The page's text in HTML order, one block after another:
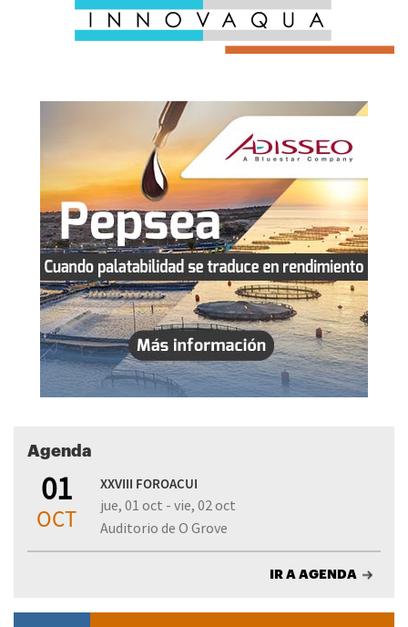
Agenda
01
OCT
XXVIII FOROACUI
jue, 01 oct - vie, 02 oct
Auditorio de O Grove
IR A AGENDA